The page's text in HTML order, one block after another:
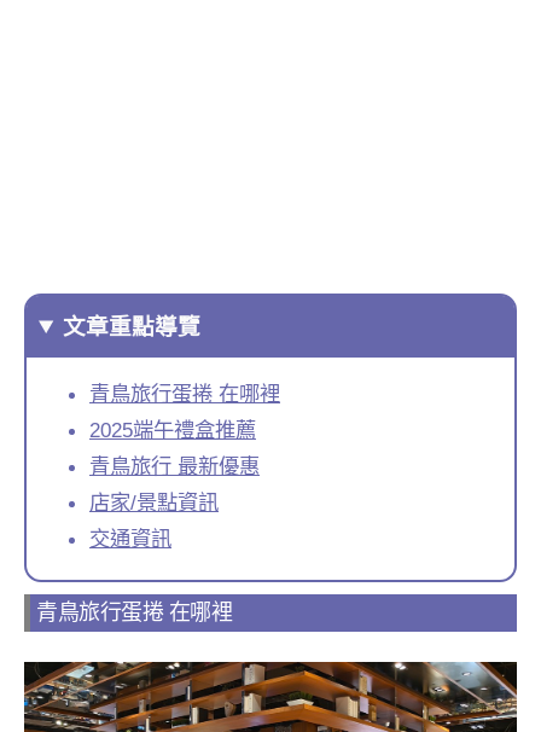
文章重點導覽
青鳥旅行蛋捲 在哪裡
2025端午禮盒推薦
青鳥旅行 最新優惠
店家/景點資訊
交通資訊
青鳥旅行蛋捲 在哪裡